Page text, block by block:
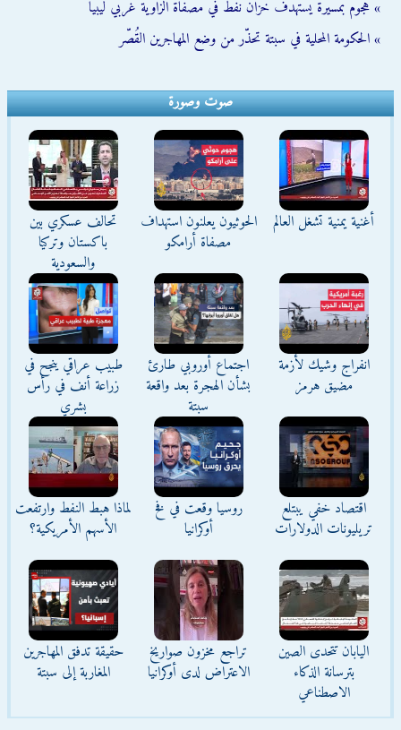
» هجوم بمسيّرة يستهدف خزان نفط في مصفاة الزاوية غربي ليبيا
» الحكومة المحلية في سبتة تحذّر من وضع المهاجرين القُصّر
صوت وصورة
أغنية يمنية تشغل العالم
الحوثيون يعلنون استهداف
مصفاة أرامكو
تحالف عسكري بين
باكستان وتركيا
والسعودية
انفراج وشيك لأزمة
مضيق هرمز
اجتماع أوروبي طارئ
بشأن الهجرة بعد واقعة
سبتة
طبيب عراقي ينجح في
زراعة أنف في رأس
بشري
اقتصاد خفي يبتلع
تريليونات الدولارات
روسيا وقعت في فخ
أوكرانيا
لماذا هبط النفط وارتفعت
الأسهم الأمريكية؟
اليابان تتحدى الصين
بترسانة الذكاء
الاصطناعي
تراجع مخزون صواريخ
الاعتراض لدى أوكرانيا
حقيقة تدفق المهاجرين
المغاربة إلى سبتة